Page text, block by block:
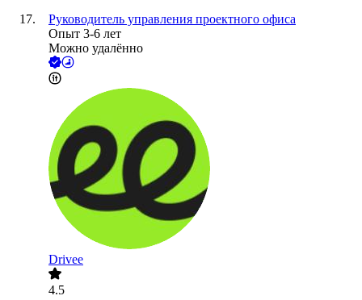
Руководитель управления проектного офиса
Опыт 3-6 лет
Можно удалённо
Drivee
4.5